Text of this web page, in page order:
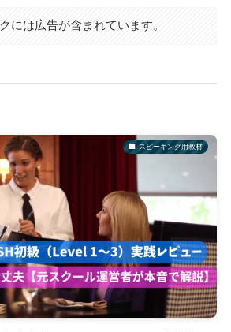
には広告が含まれています。
スピーキング用教材